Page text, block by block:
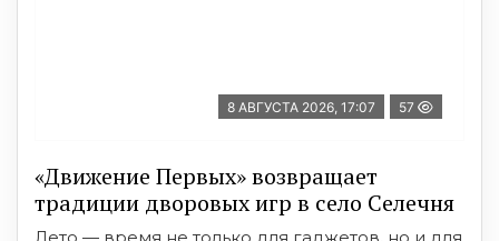
8 АВГУСТА 2026, 17:07 57
«Движение Первых» возвращает
традиции дворовых игр в село Селечня
Лето — время не только для гаджетов, но и для